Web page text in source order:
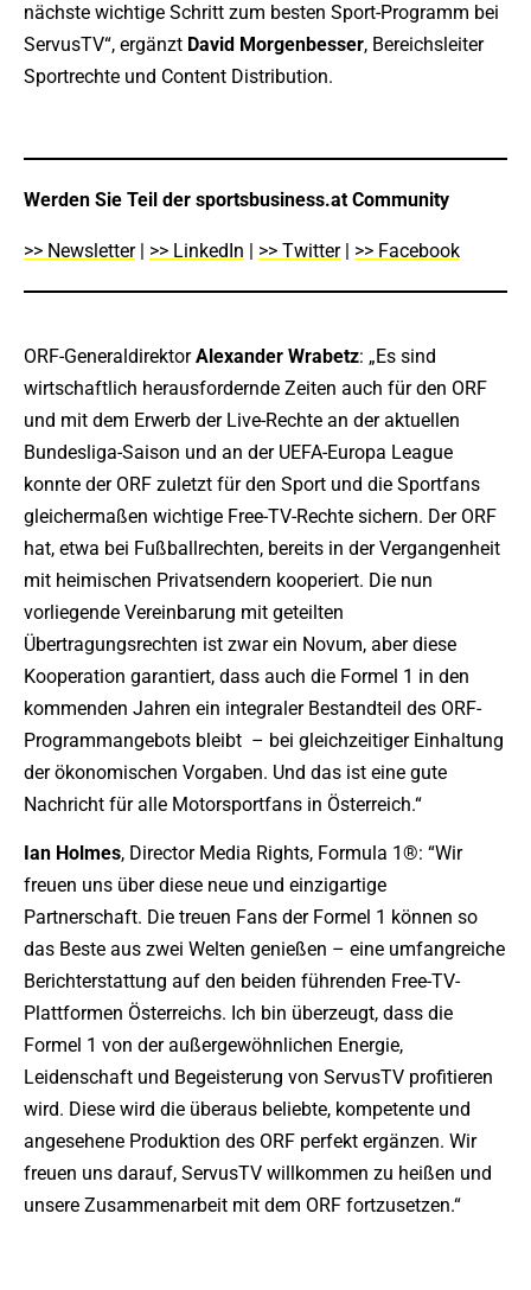
nächste wichtige Schritt zum besten Sport-Programm bei
ServusTV“, ergänzt David Morgenbesser, Bereichsleiter
Sportrechte und Content Distribution.
Werden Sie Teil der sportsbusiness.at Community
>> Newsletter| >> LinkedIn | >> Twitter| >> Facebook
ORF-GeneraldirektorAlexander Wrabetz: „Es sind
wirtschaftlich herausfordernde Zeiten auch für den ORF
und mit dem Erwerb der Live-Rechte an der aktuellen
Bundesliga-Saison und an der UEFA-Europa League
konnte der ORF zuletzt für den Sport und die Sportfans
gleichermaßen wichtige Free-TV-Rechte sichern. Der ORF
hat, etwa bei Fußballrechten, bereits in der Vergangenheit
mit heimischen Privatsendern kooperiert. Die nun
vorliegende Vereinbarung mit geteilten
Übertragungsrechten ist zwar ein Novum, aber diese
Kooperation garantiert, dass auch die Formel 1 in den
kommenden Jahren ein integraler Bestandteil des ORF-
Programmangebots bleibt – bei gleichzeitiger Einhaltung
der ökonomischen Vorgaben. Und das ist eine gute
Nachricht für alle Motorsportfans in Österreich.“
Ian Holmes, Director Media Rights, Formula 1®: “Wir
freuen uns über diese neue und einzigartige
Partnerschaft. Die treuen Fans der Formel 1 können so
das Beste aus zwei Welten genießen – eine umfangreiche
Berichterstattung auf den beiden führenden Free-TV-
Plattformen Österreichs. Ich bin überzeugt, dass die
Formel 1 von der außergewöhnlichen Energie,
Leidenschaft und Begeisterung von ServusTV profitieren
wird. Diese wird die überaus beliebte, kompetente und
angesehene Produktion des ORF perfekt ergänzen. Wir
freuen uns darauf, ServusTV willkommen zu heißen und
unsere Zusammenarbeit mit dem ORF fortzusetzen.“